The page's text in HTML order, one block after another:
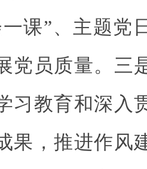
课”、主题党
党员质量。三
习教育和深入
果，推进作风